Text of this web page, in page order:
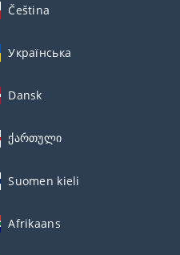
Čeština
Українська
Dansk
ქართული
Suomen kieli
Afrikaans